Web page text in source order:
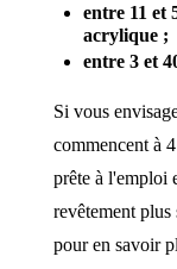
entre 11 et
acrylique ;
entre 3 et
Si vous
commencent à
prête à l'emploi
revêtement
pour en savoir